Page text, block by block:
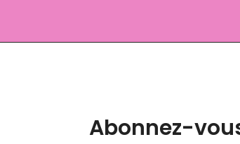
Abonnez-